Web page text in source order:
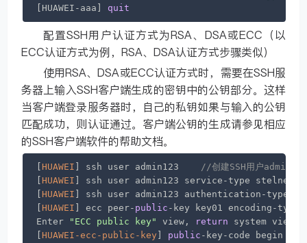
[HUAWEI-aaa]
quit
配置SSH用户认证方式为RSA、DSA或ECC（以
ECC认证方式为例，RSA、DSA认证方式步骤类似）
使用RSA、DSA或ECC认证方式时，需要在SSH服
务器上输入SSH客户端生成的密钥中的公钥部分。这样
当客户端登录服务器时，自己的私钥如果与输入的公钥
匹配成功，则认证通过。客户端公钥的生成请参见相应
的SSH客户端软件的帮助文档。
HUAWEI ] ssh user admin123
//创建SSH用户admin123
HUAWEI ] ssh user admin123 service-type
HUAWEI ] ssh user admin123 authentication-
HUAWEI ] ecc peer- public -key key01 encoding-
Enter
"ECC public key" view, return system view
HUAWEI-ecc-public-key public -key-code begin